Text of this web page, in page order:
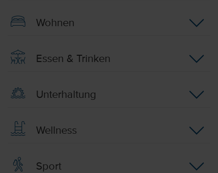
Wohnen
Essen & Trinken
Unterhaltung
Wellness
Sport